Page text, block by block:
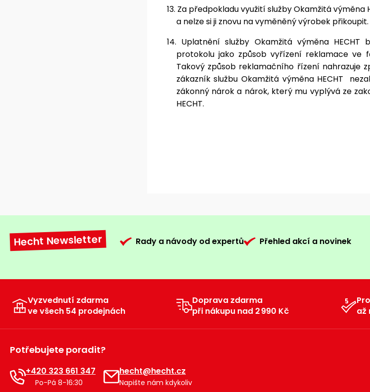
13. Za předpokladu využití služby Okamžitá výměna
a nelze si ji znovu na vyměněný výrobek přikoupit.
14. Uplatnění služby Okamžitá výměna HECHT
protokolu jako způsob vyřízení reklamace ve
Takový způsob reklamačního řízení nahrazuje
zákazník službu Okamžitá výměna HECHT
zákonný nárok a nárok, který mu vyplývá ze
HECHT.
Hecht Newsletter Rady a návody od expertů Přehled akcí a novinek
Vyzvednutí zdarma
ve všech 54 prodejnách
Doprava zdarma
při nákupu nad 2 990 Kč
až
Potřebujete poradit?
+420 323 661 347
Po-Pá 8-16:30
hecht@hecht.cz
Napište nám kdykoliv